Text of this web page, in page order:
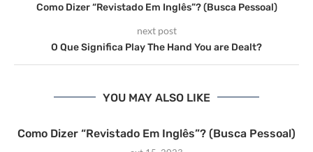
Como Dizer “Revistado Em Inglês”? (Busca Pessoal)
next post
O Que Significa Play The Hand You are Dealt?
YOU MAY ALSO LIKE
Como Dizer “Revistado Em Inglês”? (Busca Pessoal)